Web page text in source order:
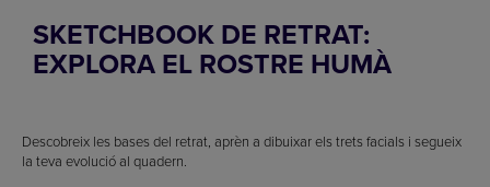
SKETCHBOOK DE RETRAT:
EXPLORA EL ROSTRE HUMÀ
Descobreix les bases del retrat, aprèn a dibuixar els trets facials i segueix
la teva evolució al quadern.